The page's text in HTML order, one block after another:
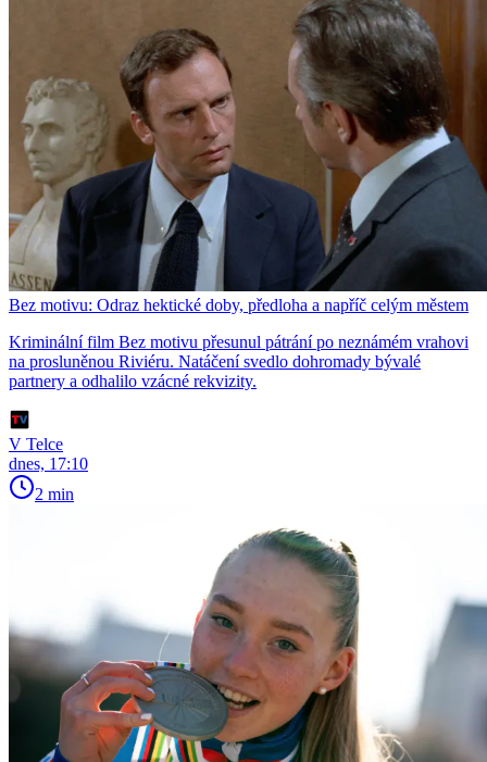
Bez motivu: Odraz hektické doby, předloha a napříč celým městem
Kriminální film Bez motivu přesunul pátrání po neznámém vrahovi
na prosluněnou Riviéru. Natáčení svedlo dohromady bývalé
partnery a odhalilo vzácné rekvizity.
V Telce
dnes, 17:10
2 min